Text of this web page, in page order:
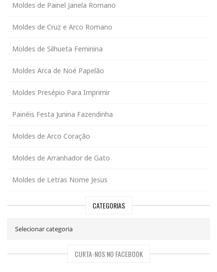
Moldes de Painel Janela Romano
Moldes de Cruz e Arco Romano
Moldes de Silhueta Feminina
Moldes Arca de Noé Papelão
Moldes Presépio Para Imprimir
Painéis Festa Junina Fazendinha
Moldes de Arco Coração
Moldes de Arranhador de Gato
Moldes de Letras Nome Jesus
CATEGORIAS
CURTA-NOS NO FACEBOOK